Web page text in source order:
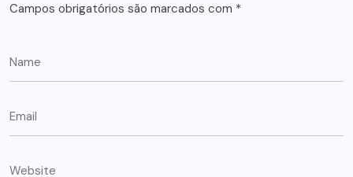
Campos obrigatórios são marcados com *